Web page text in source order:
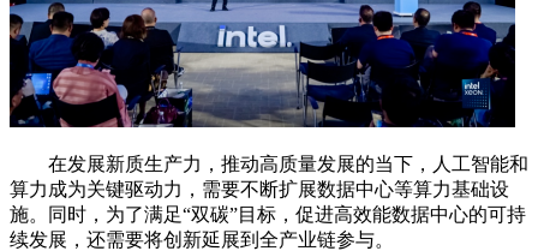
在发展新质生产力，推动高质量发展的当下，人工智能和
算力成为关键驱动力，需要不断扩展数据中心等算力基础设
施。同时，为了满足“双碳”目标，促进高效能数据中心的可持
续发展，还需要将创新延展到全产业链参与。